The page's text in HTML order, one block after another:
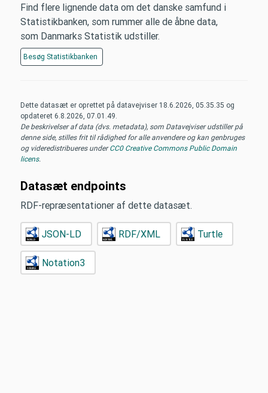
Find flere lignende data om det danske samfund i
Statistikbanken, som rummer alle de åbne data,
som Danmarks Statistik udstiller.
Besøg Statistikbanken
Dette datasæt er oprettet på datavejviser 18.6.2026, 05.35.35 og
opdateret 6.8.2026, 07.01.49
De beskrivelser af data (dvs. metadata), som Datavejviser udstiller på
denne side, stilles frit til rådighed for alle anvendere og kan genbruges
og videredistribueres underCC0 Creative Commons Public Domain
licens.
Datasæt endpoints
RDF-repræsentationer af dette datasæt.
JSON-LD RDF/XML Turtle
Notation3